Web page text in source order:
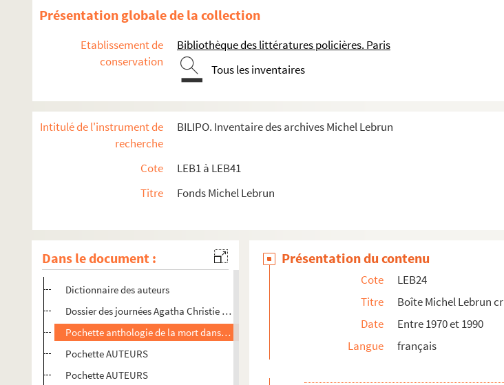
Présentation globale de la collection
Etablissement de
conservation
Bibliothèque des littératures policières. Paris
Tous les inventaires
Intitulé de l'instrument de
recherche
BILIPO. Inventaire des archives Michel Lebrun
Cote
LEB1 à LEB41
Titre
Fonds Michel Lebrun
Dans le document :
LEB12. Boîte Iconographie - Photos films - Articles - Dessins humour
LEB14. Boîte Jeux Polar - Articles BD - Almanach 83 - Articles publiés
LEB15. Boîte Lebrun - Dossier Reims - Petite documentation diverse
LEB17. Boîte Michel Lebrun Auteur C1 - Scénario OSS 117 - Furie à Bahia
LEB18. Boîte Michel Lebrun Auteur C4
LEB21. Boîte Michel Lebrun Auteur TV A1
LEB23. Boîte Michel Lebrun critique de cinéma
LEB24. Boîte Michel Lebrun critique Polar A1
Dictionnaire des auteurs
Dossier des journées Agatha Christie (1990) placées sous la présidence de Michel Lebrun
Pochette anthologie de la mort dans le roman policier
Pochette AUTEURS
Pochette AUTEURS
Présentation du contenu
Cote
LEB24
Titre
Boîte Michel Lebrun
Date
Entre 1970 et 1990
Langue
français